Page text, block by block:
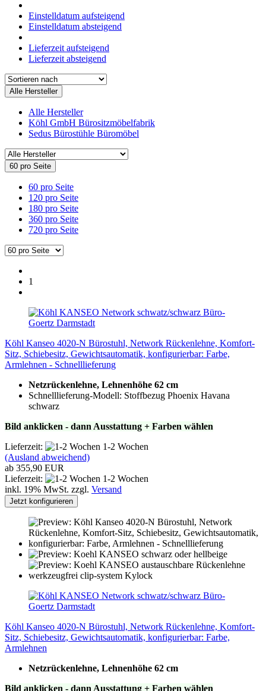
Einstelldatum aufsteigend
Einstelldatum absteigend
Lieferzeit aufsteigend
Lieferzeit absteigend
Alle Hersteller
Alle Hersteller
Köhl GmbH Bürositzmöbelfabrik
Sedus Bürostühle Büromöbel
60 pro Seite
60 pro Seite
120 pro Seite
180 pro Seite
360 pro Seite
720 pro Seite
1
Köhl Kanseo 4020-N Bürostuhl, Network Rückenlehne, Komfort-
Sitz, Schiebesitz, Gewichtsautomatik, konfigurierbar: Farbe,
Armlehnen - Schnelllieferung
Netzrückenlehne, Lehnenhöhe 62 cm
Schnelllieferung-Modell: Stoffbezug Phoenix Havana
schwarz
Bild anklicken - dann Ausstattung + Farben wählen
Lieferzeit:
1-2 Wochen
(Ausland abweichend)
ab 355,90 EUR
Lieferzeit:
1-2 Wochen
inkl. 19% MwSt. zzgl. Versand
Jetzt konfigurieren
Köhl Kanseo 4020-N Bürostuhl, Network Rückenlehne, Komfort-
Sitz, Schiebesitz, Gewichtsautomatik, konfigurierbar: Farbe,
Armlehnen
Netzrückenlehne, Lehnenhöhe 62 cm
Bild anklicken - dann Ausstattung + Farben wählen